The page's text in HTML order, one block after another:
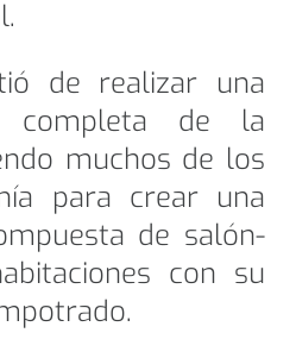
de realizar una
completa de la
muchos de los
para crear una
de salón-
con su